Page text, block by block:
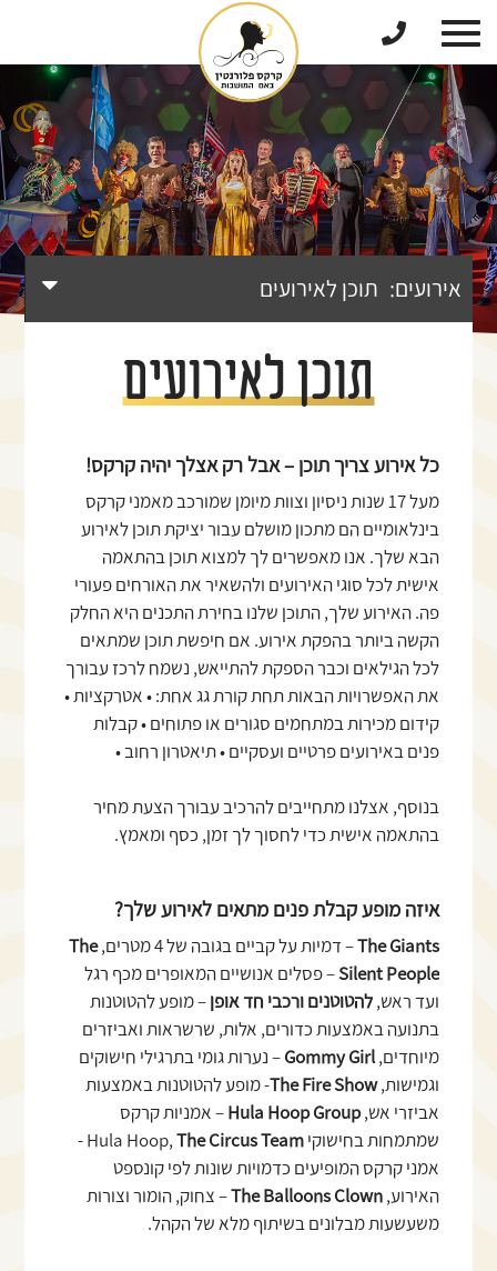
דלג לסרגל הניווט
דלג לתוכן
אירועים: תוכן לאירועים
תוכן לאירועים
כל אירוע צריך תוכן – אבל רק אצלך יהיה קרקס!
מעל 17 שנות ניסיון וצוות מיומן שמורכב מאמני קרקס
בינלאומיים הם מתכון מושלם עבור יציקת תוכן לאירוע
הבא שלך. אנו מאפשרים לך למצוא תוכן בהתאמה
אישית לכל סוגי האירועים ולהשאיר את האורחים פעורי
פה. האירוע שלך, התוכן שלנו בחירת התכנים היא החלק
הקשה ביותר בהפקת אירוע. אם חיפשת תוכן שמתאים
לכל הגילאים וכבר הספקת להתייאש, נשמח לרכז עבורך
את האפשרויות הבאות תחת קורת גג אחת: • אטרקציות •
קידום מכירות במתחמים סגורים או פתוחים • קבלות
פנים באירועים פרטיים ועסקיים • תיאטרון רחוב •
בנוסף, אצלנו מתחייבים להרכיב עבורך הצעת מחיר
בהתאמה אישית כדי לחסוך לך זמן, כסף ומאמץ.
איזה מופע קבלת פנים מתאים לאירוע שלך?
The Giants– דמיות על קביים בגובה של 4 מטרים,
The
Silent People – פסלים אנושיים המאופרים מכף רגל
ועד ראש,להטוטנים ורכבי חד אופן – מופע להטוטנות
בתנועה באמצעות כדורים, אלות, שרשראות ואביזרים
מיוחדים,Gommy Girl – נערות גומי בתרגילי חישוקים
וגמישות,The Fire Show- מופע להטוטנות באמצעות
אביזרי אש,Hula Hoop Group – אמניות קרקס
שמתמחות בחישוקי Hula Hoop,The Circus Team
-
אמני קרקס המופיעים כדמויות שונות לפי קונספט
האירוע,The Balloons Clown– צחוק, הומור וצורות
משעשעות מבלונים בשיתוף מלא של הקהל.